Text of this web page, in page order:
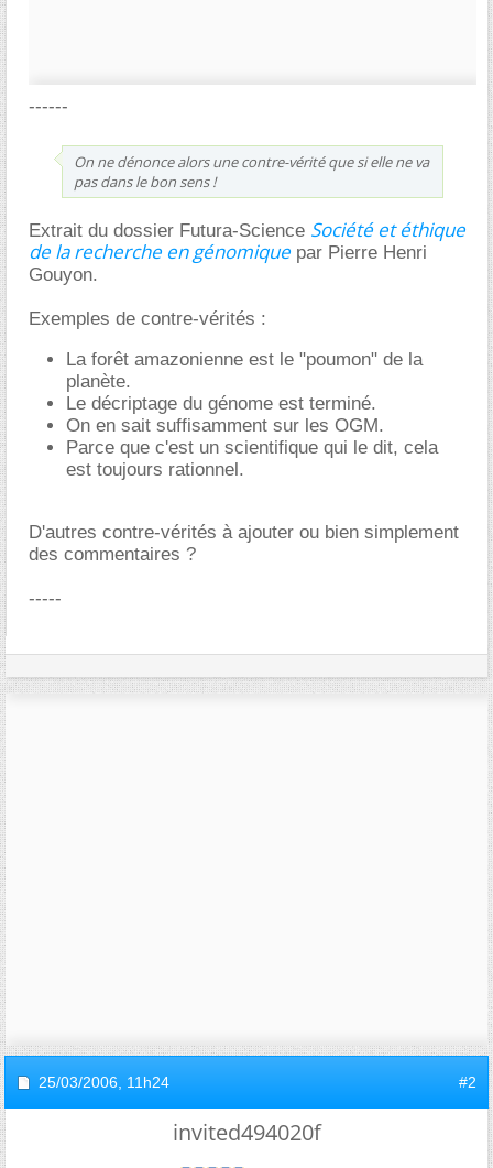
------
On ne dénonce alors une contre-vérité que si elle ne va
pas dans le bon sens !
Extrait du dossier Futura-Science Société et éthique
de la recherche en génomiquepar Pierre Henri
Gouyon.
Exemples de contre-vérités :
La forêt amazonienne est le "poumon" de la
planète.
Le décriptage du génome est terminé.
On en sait suffisamment sur les OGM.
Parce que c'est un scientifique qui le dit, cela
est toujours rationnel.
D'autres contre-vérités à ajouter ou bien simplement
des commentaires ?
-----
25/03/2006, 11h24 #2
invited494020f